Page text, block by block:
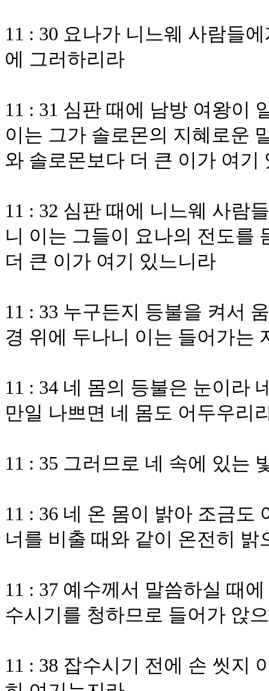
11 : 30 요나가 니느웨 사람들
에 그러하리라
11 : 31 심판 때에 남방 여왕이
이는 그가 솔로몬의 지혜로운
와 솔로몬보다 더 큰 이가 여기
11 : 32 심판 때에 니느웨 사람
니 이는 그들이 요나의 전도를
더 큰 이가 여기 있느니라
11 : 33 누구든지 등불을 켜서
경 위에 두나니 이는 들어가는
11 : 34 네 몸의 등불은 눈이라
만일 나쁘면 네 몸도 어두우리
11 : 35 그러므로 네 속에 있는
11 : 36 네 온 몸이 밝아 조금도
너를 비출 때와 같이 온전히 밝
11 : 37 예수께서 말씀하실 때
수시기를 청하므로 들어가 앉
11 : 38 잡수시기 전에 손 씻지